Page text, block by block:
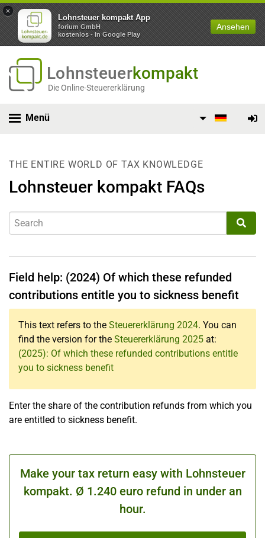
×
Lohnsteuer kompakt App
forium GmbH
kostenlos - In Google Play
Ansehen
Lohnsteuerkompakt
Die Online-Steuererklärung
Menü
THE ENTIRE WORLD OF TAX KNOWLEDGE
Lohnsteuer kompakt FAQs
Field help: (2024) Of which these refunded
contributions entitle you to sickness benefit
This text refers to the Steuererklärung 2024. You can
find the version for the Steuererklärung 2025 at:
(2025): Of which these refunded contributions entitle
you to sickness benefit
Enter the share of the contribution refunds from which you
are entitled to sickness benefit.
Make your tax return easy with Lohnsteuer
kompakt. Ø 1.240 euro refund in under an
hour.